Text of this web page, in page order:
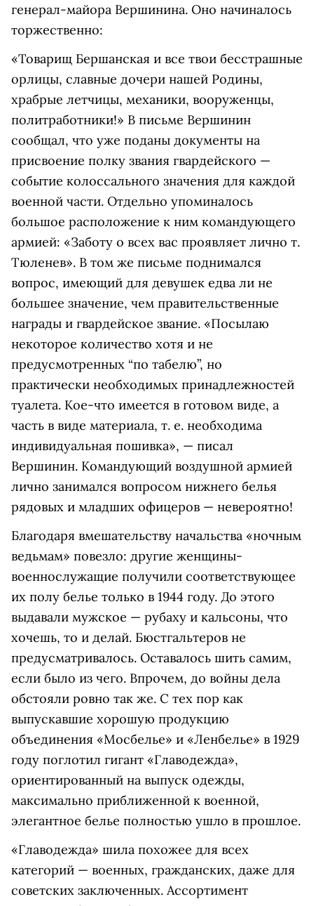
генерал-майора Вершинина. Оно начиналось
торжественно:
«Товарищ Бершанская и все твои бесстрашные
орлицы, славные дочери нашей Родины,
храбрые летчицы, механики, вооруженцы,
политработники!» В письме Вершинин
сообщал, что уже поданы документы на
присвоение полку звания гвардейского —
событие колоссального значения для каждой
военной части. Отдельно упоминалось
большое расположение к ним командующего
армией: «Заботу о всех вас проявляет лично т.
Тюленев». В том же письме поднимался
вопрос, имеющий для девушек едва ли не
большее значение, чем правительственные
награды и гвардейское звание. «Посылаю
некоторое количество хотя и не
предусмотренных “по табелю”, но
практически необходимых принадлежностей
туалета. Кое-что имеется в готовом виде, а
часть в виде материала, т. е. необходима
индивидуальная пошивка», — писал
Вершинин. Командующий воздушной армией
лично занимался вопросом нижнего белья
рядовых и младших офицеров — невероятно!
Благодаря вмешательству начальства «ночным
ведьмам» повезло: другие женщины-
военнослужащие получили соответствующее
их полу белье только в 1944 году. До этого
выдавали мужское — рубаху и кальсоны, что
хочешь, то и делай. Бюстгальтеров не
предусматривалось. Оставалось шить самим,
если было из чего. Впрочем, до войны дела
обстояли ровно так же. С тех пор как
выпускавшие хорошую продукцию
объединения «Мосбелье» и «Ленбелье» в 1929
году поглотил гигант «Главодежда»,
ориентированный на выпуск одежды,
максимально приближенной к военной,
элегантное белье полностью ушло в прошлое.
«Главодежда» шила похожее для всех
категорий — военных, гражданских, даже для
советских заключенных. Ассортимент